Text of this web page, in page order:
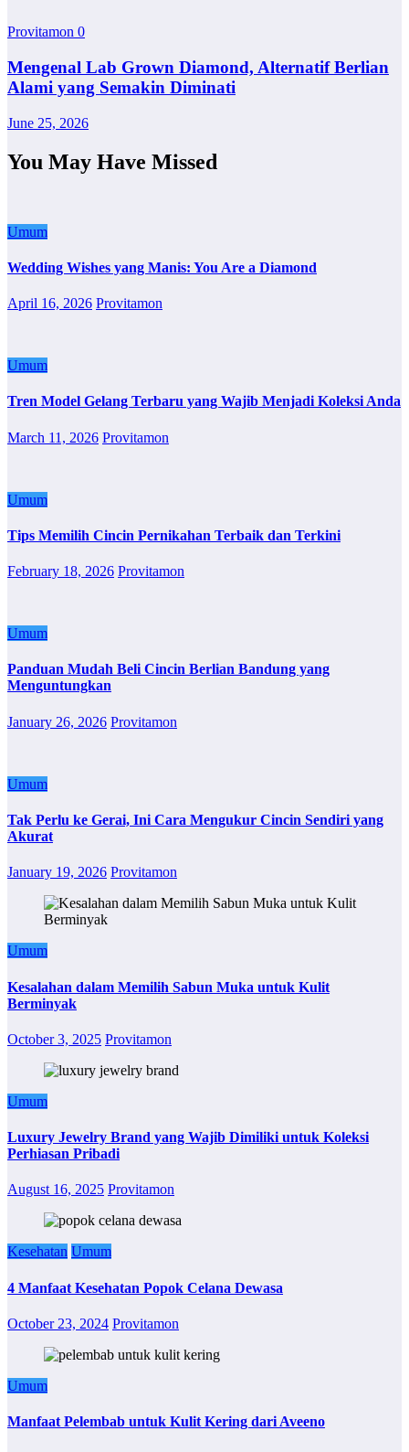
Provitamon 0
Mengenal Lab Grown Diamond, Alternatif Berlian
Alami yang Semakin Diminati
June 25, 2026
You May Have Missed
Umum
Wedding Wishes yang Manis: You Are a Diamond
April 16, 2026 Provitamon
Umum
Tren Model Gelang Terbaru yang Wajib Menjadi Koleksi Anda
March 11, 2026 Provitamon
Umum
Tips Memilih Cincin Pernikahan Terbaik dan Terkini
February 18, 2026 Provitamon
Umum
Panduan Mudah Beli Cincin Berlian Bandung yang
Menguntungkan
January 26, 2026 Provitamon
Umum
Tak Perlu ke Gerai, Ini Cara Mengukur Cincin Sendiri yang
Akurat
January 19, 2026 Provitamon
Umum
Kesalahan dalam Memilih Sabun Muka untuk Kulit
Berminyak
October 3, 2025 Provitamon
Umum
Luxury Jewelry Brand yang Wajib Dimiliki untuk Koleksi
Perhiasan Pribadi
August 16, 2025 Provitamon
Kesehatan Umum
4 Manfaat Kesehatan Popok Celana Dewasa
October 23, 2024 Provitamon
Umum
Manfaat Pelembab untuk Kulit Kering dari Aveeno